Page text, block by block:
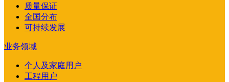
质量保证
全国分布
可持续发展
业务领域
个人及家庭用户
工程用户